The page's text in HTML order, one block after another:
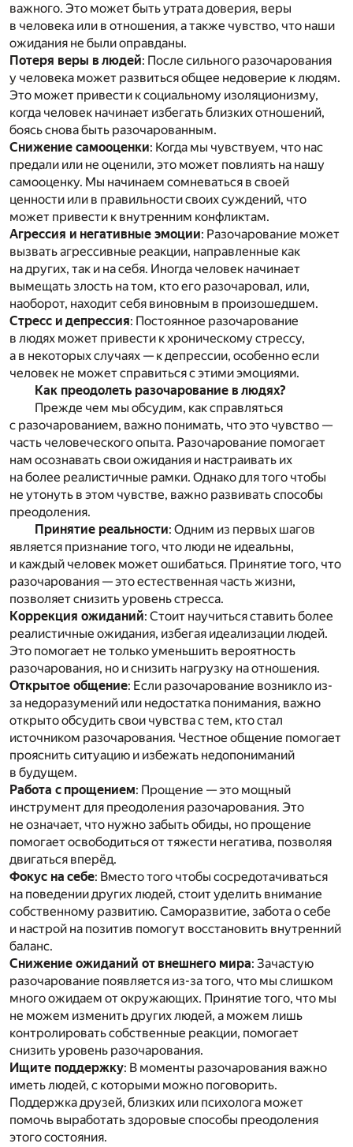
важного. Это может быть утрата доверия, веры
в человека или в отношения, а также чувство, что наши
ожидания не были оправданы.
Потеря веры в людей: После сильного разочарования
у человека может развиться общее недоверие к людям.
Это может привести к социальному изоляционизму,
когда человек начинает избегать близких отношений,
боясь снова быть разочарованным.
Снижение самооценки: Когда мы чувствуем, что нас
предали или не оценили, это может повлиять на нашу
самооценку. Мы начинаем сомневаться в своей
ценности или в правильности своих суждений, что
может привести к внутренним конфликтам.
Агрессия и негативные эмоции: Разочарование может
вызвать агрессивные реакции, направленные как
на других, так и на себя. Иногда человек начинает
вымещать злость на том, кто его разочаровал, или,
наоборот, находит себя виновным в произошедшем.
Стресс и депрессия: Постоянное разочарование
в людях может привести к хроническому стрессу,
а в некоторых случаях — к депрессии, особенно если
человек не может справиться с этими эмоциями.
Как преодолеть разочарование в людях?
Прежде чем мы обсудим, как справляться
с разочарованием, важно понимать, что это чувство —
часть человеческого опыта. Разочарование помогает
нам осознавать свои ожидания и настраивать их
на более реалистичные рамки. Однако для того чтобы
не утонуть в этом чувстве, важно развивать способы
преодоления.
Принятие реальности: Одним из первых шагов
является признание того, что люди не идеальны,
и каждый человек может ошибаться. Принятие того, что
разочарования — это естественная часть жизни,
позволяет снизить уровень стресса.
Коррекция ожиданий: Стоит научиться ставить более
реалистичные ожидания, избегая идеализации людей.
Это помогает не только уменьшить вероятность
разочарования, но и снизить нагрузку на отношения.
Открытое общение: Если разочарование возникло из-
за недоразумений или недостатка понимания, важно
открыто обсудить свои чувства с тем, кто стал
источником разочарования. Честное общение помогает
прояснить ситуацию и избежать недопониманий
в будущем.
Работа с прощением: Прощение — это мощный
инструмент для преодоления разочарования. Это
не означает, что нужно забыть обиды, но прощение
помогает освободиться от тяжести негатива, позволяя
двигаться вперёд.
Фокус на себе: Вместо того чтобы сосредотачиваться
на поведении других людей, стоит уделить внимание
собственному развитию. Саморазвитие, забота о себе
и настрой на позитив помогут восстановить внутренний
баланс.
Снижение ожиданий от внешнего мира: Зачастую
разочарование появляется из-за того, что мы слишком
много ожидаем от окружающих. Принятие того, что мы
не можем изменить других людей, а можем лишь
контролировать собственные реакции, помогает
снизить уровень разочарования.
Ищите поддержку: В моменты разочарования важно
иметь людей, с которыми можно поговорить.
Поддержка друзей, близких или психолога может
помочь выработать здоровые способы преодоления
этого состояния.